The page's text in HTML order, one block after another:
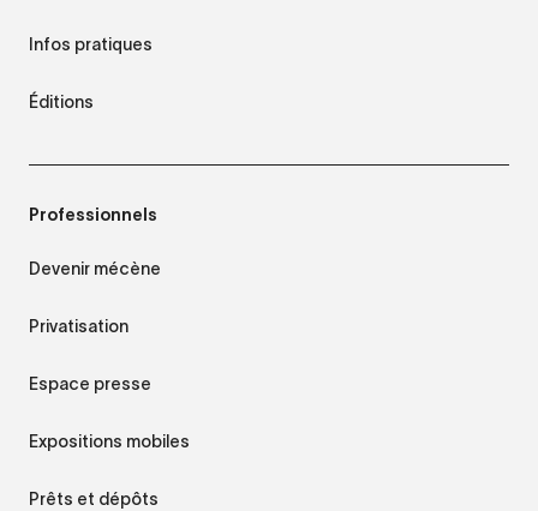
Infos pratiques
Éditions
Professionnels
Devenir mécène
Privatisation
Espace presse
Expositions mobiles
Prêts et dépôts